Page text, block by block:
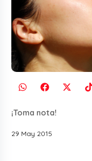
¡Toma nota!
29 May 2015